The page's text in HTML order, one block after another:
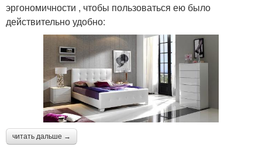
эргономичности , чтобы пользоваться ею было
действительно удобно:
читать дальше →